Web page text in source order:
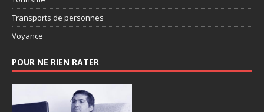
Transports de personnes
Voyance
POUR NE RIEN RATER